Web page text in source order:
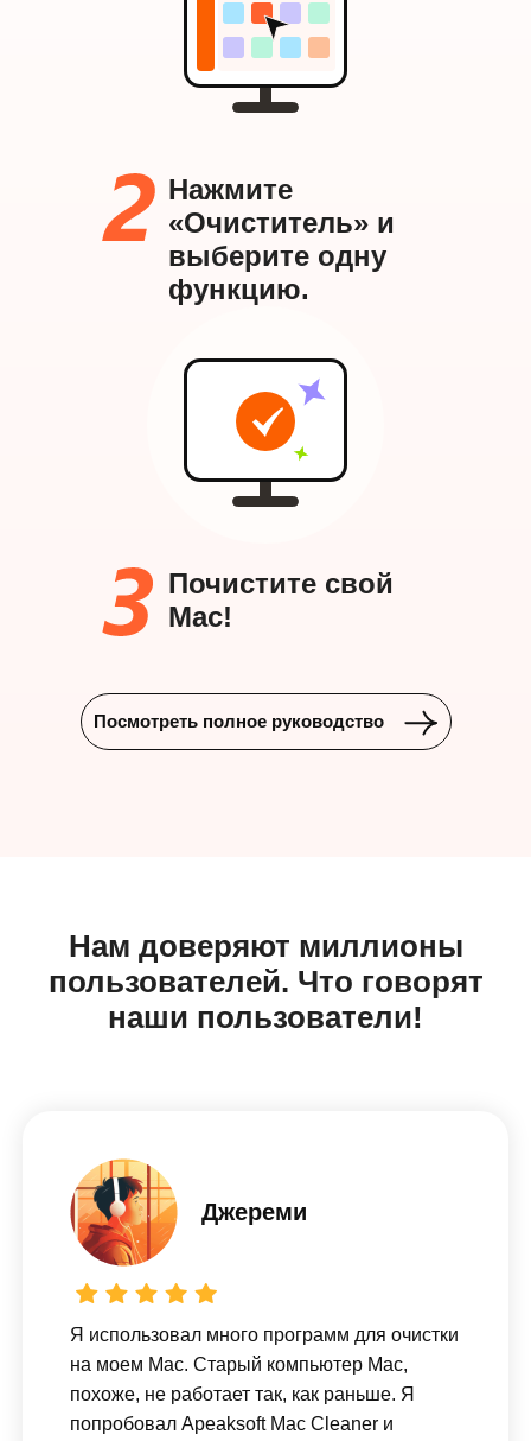
Нажмите
«Очиститель» и
выберите одну
функцию.
Почистите свой
Mac!
Посмотреть полное руководство
Нам доверяют миллионы
пользователей. Что говорят
наши пользователи!
Джереми
Я использовал много программ для очистки
на моем Mac. Старый компьютер Mac,
похоже, не работает так, как раньше. Я
попробовал Apeaksoft Mac Cleaner и